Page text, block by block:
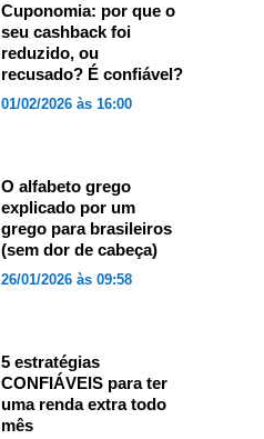
Cuponomia: por que o
seu cashback foi
reduzido, ou
recusado? É confiável?
01/02/2026 às 16:00
O alfabeto grego
explicado por um
grego para brasileiros
(sem dor de cabeça)
26/01/2026 às 09:58
5 estratégias
CONFIÁVEIS para ter
uma renda extra todo
mês